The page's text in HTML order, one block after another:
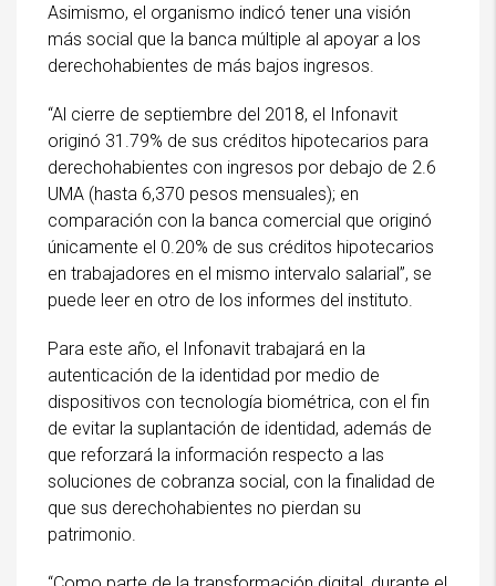
Asimismo, el organismo indicó tener una visión
más social que la banca múltiple al apoyar a los
derechohabientes de más bajos ingresos.
“Al cierre de septiembre del 2018, el Infonavit
originó 31.79% de sus créditos hipotecarios para
derechohabientes con ingresos por debajo de 2.6
UMA (hasta 6,370 pesos mensuales); en
comparación con la banca comercial que originó
únicamente el 0.20% de sus créditos hipotecarios
en trabajadores en el mismo intervalo salarial”, se
puede leer en otro de los informes del instituto.
Para este año, el Infonavit trabajará en la
autenticación de la identidad por medio de
dispositivos con tecnología biométrica, con el fin
de evitar la suplantación de identidad, además de
que reforzará la información respecto a las
soluciones de cobranza social, con la finalidad de
que sus derechohabientes no pierdan su
patrimonio.